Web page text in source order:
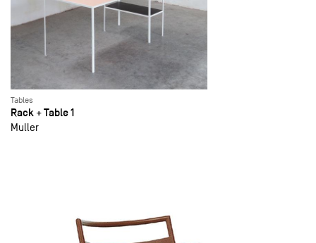
Tables
Rack + Table 1
Muller